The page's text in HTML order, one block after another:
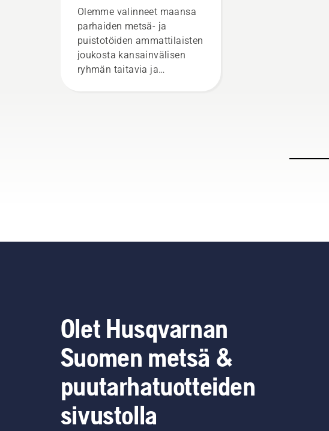
vaativimmat käyttäjät
Olemme valinneet maansa
parhaiden metsä- ja
puistotöiden ammattilaisten
joukosta kansainvälisen
ryhmän taitavia ja
Olet Husqvarnan
Suomen metsä &
puutarhatuotteiden
sivustolla